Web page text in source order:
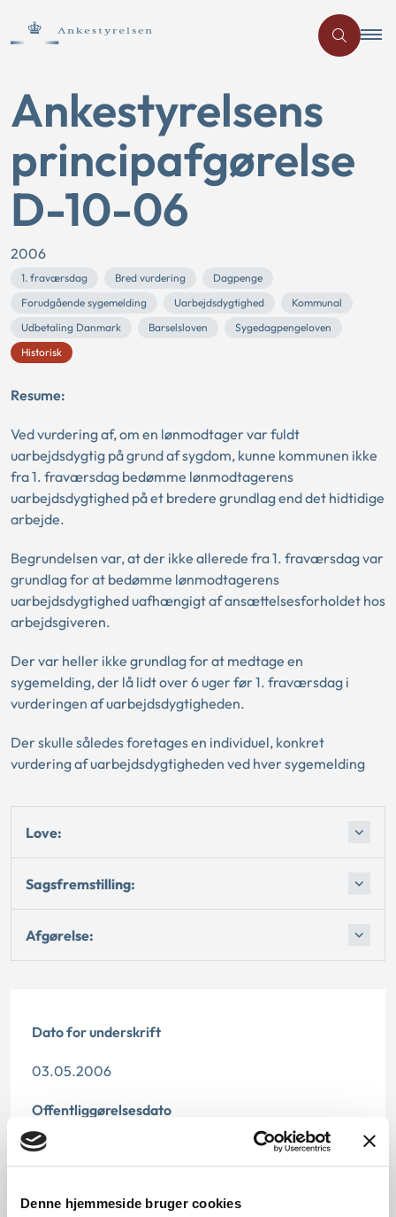
Denne hjemmeside bruger cookies
Ankestyrelsens
principafgørelse
D-10-06
2006
1. fraværsdag Bred vurdering
Dagpenge
Forudgående sygemelding
Uarbejdsdygtighed
Kommunal
Udbetaling Danmark
Barselsloven
Sygedagpengeloven
Historisk
Resume:
Ved vurdering af, om en lønmodtager var fuldt
uarbejdsdygtig på grund af sygdom, kunne kommunen ikke
fra 1. fraværsdag bedømme lønmodtagerens
uarbejdsdygtighed på et bredere grundlag end det hidtidige
arbejde.
Begrundelsen var, at der ikke allerede fra 1. fraværsdag var
grundlag for at bedømme lønmodtagerens
uarbejdsdygtighed uafhængigt af ansættelsesforholdet hos
arbejdsgiveren.
Der var heller ikke grundlag for at medtage en
sygemelding, der lå lidt over 6 uger før 1. fraværsdag i
vurderingen af uarbejdsdygtigheden.
Der skulle således foretages en individuel, konkret
vurdering af uarbejdsdygtigheden ved hver sygemelding
Love:
Sagsfremstilling:
Afgørelse:
Dato for underskrift
03.05.2006
Offentliggørelsesdato
11.07.2013